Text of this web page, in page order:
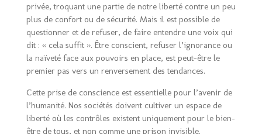
privée, troquant une partie de notre liberté contre un peu
plus de confort ou de sécurité. Mais il est possible de
questionner et de refuser, de faire entendre une voix qui
dit : « cela suffit ». Être conscient, refuser l’ignorance ou
la naïveté face aux pouvoirs en place, est peut-être le
premier pas vers un renversement des tendances.
Cette prise de conscience est essentielle pour l’avenir de
l’humanité. Nos sociétés doivent cultiver un espace de
liberté où les contrôles existent uniquement pour le bien-
être de tous, et non comme une prison invisible.